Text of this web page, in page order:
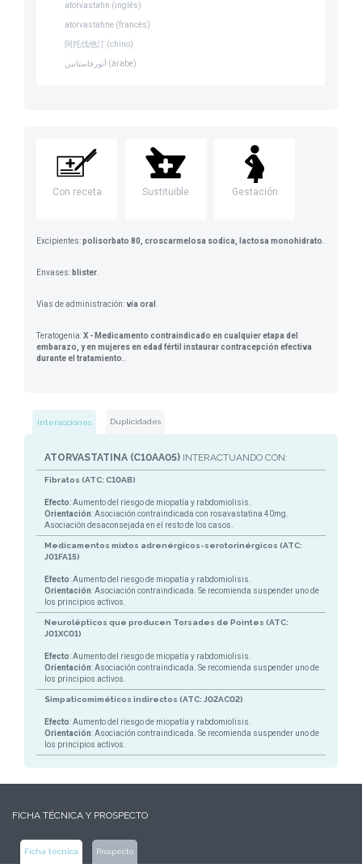
atorvastatin (inglés)
atorvastatine (francés)
阿托伐他汀 (chino)
أتورفاستاتين (árabe)
Con receta Sustituible Gestación
Excipientes:polisorbato 80, croscarmelosa sodica, lactosa monohidrato
Envases: blister
Vias de administración:vía oral
Teratogenia:X - Medicamento contraindicado en cualquier etapa del
embarazo, y en mujeres en edad fértil instaurar contracepción efectiva
durante el tratamiento.
Interacciones Duplicidades
ATORVASTATINA (C10AA05) INTERACTUANDO CON:
Fibratos (ATC: C10AB)
Efecto: Aumento del riesgo de miopatía y rabdomiolisis.
Orientación: Asociación contraindicada con rosavastatina 40mg.
Asociación desaconsejada en el resto de los casos.
Medicamentos mixtos adrenérgicos-serotorinérgicos (ATC:
J01FA15)
Efecto: Aumento del riesgo de miopatía y rabdomiolisis.
Orientación: Asociación contraindicada. Se recomienda suspender uno de
los principios activos.
Neurolépticos que producen Torsades de Pointes (ATC:
J01XC01)
Efecto: Aumento del riesgo de miopatía y rabdomiolisis.
Orientación: Asociación contraindicada. Se recomienda suspender uno de
los principios activos.
Simpaticomiméticos indirectos (ATC: J02AC02)
Efecto: Aumento del riesgo de miopatía y rabdomiolisis.
Orientación: Asociación contraindicada. Se recomienda suspender uno de
los principios activos.
FICHA TÉCNICA Y PROSPECTO
Ficha técnica Prospecto